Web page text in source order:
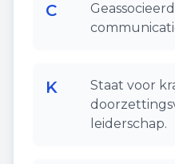
C
K
Staat voor
leiderschap.